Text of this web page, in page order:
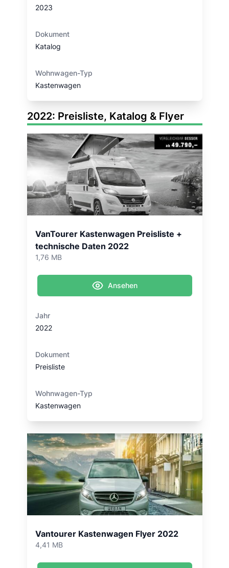
2023
Dokument
Katalog
Wohnwagen-Typ
Kastenwagen
2022: Preisliste, Katalog & Flyer
VanTourer Kastenwagen Preisliste +
technische Daten 2022
1,76 MB
Ansehen
Jahr
2022
Dokument
Preisliste
Wohnwagen-Typ
Kastenwagen
Vantourer Kastenwagen Flyer 2022
4,41 MB